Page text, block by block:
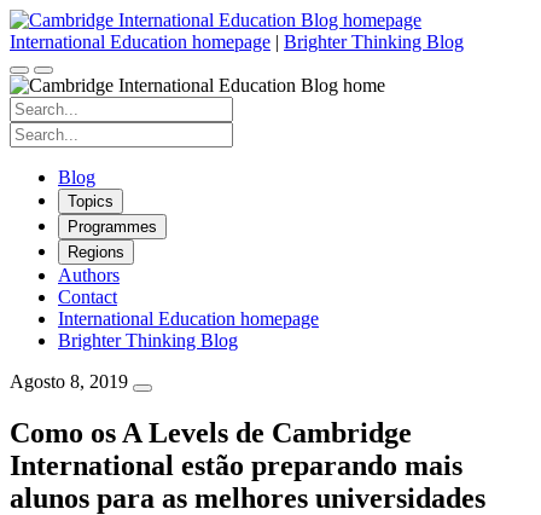
Skip
to
content
International Education homepage | Brighter Thinking Blog
Search
for:
Search
for:
Blog
Topics
Programmes
Regions
Authors
Contact
International Education homepage
Brighter Thinking Blog
Agosto 8, 2019
Como os A Levels de Cambridge
International estão preparando mais
alunos para as melhores universidades